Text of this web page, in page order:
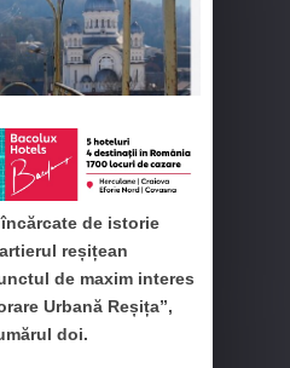
de istorie
reșițean
de maxim interes
Urbană Reșița”,
doi.